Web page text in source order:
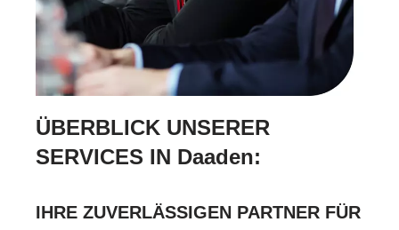
ÜBERBLICK UNSERER
SERVICES IN Daaden:
IHRE ZUVERLÄSSIGEN PARTNER FÜR